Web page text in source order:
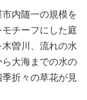
内随一の規模を
チーフにした庭
曽川、流れの水
大海までの水の
折々の草花が見